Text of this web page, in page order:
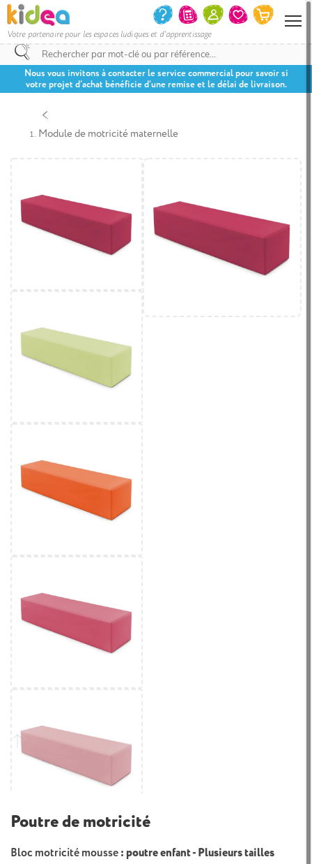
Votre partenaire pour les espaces ludiques et d'apprentissage
Nous vous invitons à contacter le service commercial pour savoir si
votre projet d’achat bénéficie d’une remise et le délai de livraison.
Module de motricité maternelle
Poutre de motricité
Bloc motricité mousse : poutre enfant - Plusieurs tailles